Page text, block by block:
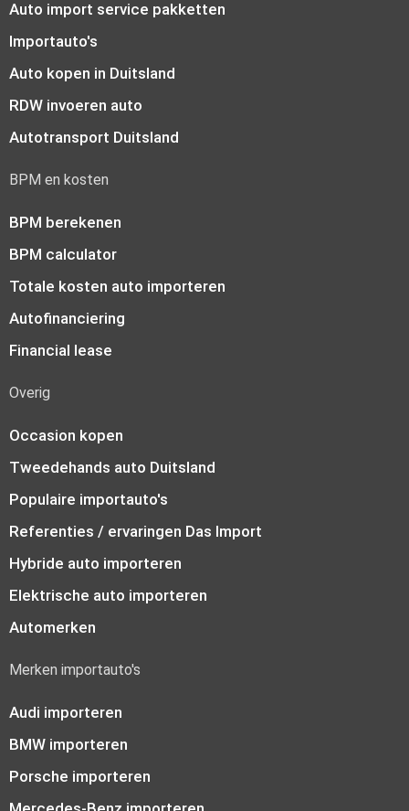
Auto import service pakketten
Importauto's
Auto kopen in Duitsland
RDW invoeren auto
Autotransport Duitsland
BPM en kosten
BPM berekenen
BPM calculator
Totale kosten auto importeren
Autofinanciering
Financial lease
Overig
Occasion kopen
Tweedehands auto Duitsland
Populaire importauto's
Referenties / ervaringen Das Import
Hybride auto importeren
Elektrische auto importeren
Automerken
Merken importauto's
Audi importeren
BMW importeren
Porsche importeren